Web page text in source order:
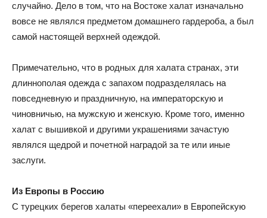
случайно. Дело в том, что на Востоке халат изначально
вовсе не являлся предметом домашнего гардероба, а был
самой настоящей верхней одеждой.
Примечательно, что в родных для халата странах, эти
длиннополая одежда с запахом подразделялась на
повседневную и праздничную, на императорскую и
чиновничью, на мужскую и женскую. Кроме того, именно
халат с вышивкой и другими украшениями зачастую
являлся щедрой и почетной наградой за те или иные
заслуги.
Из Европы в Россию
С турецких берегов халаты «переехали» в Европейскую